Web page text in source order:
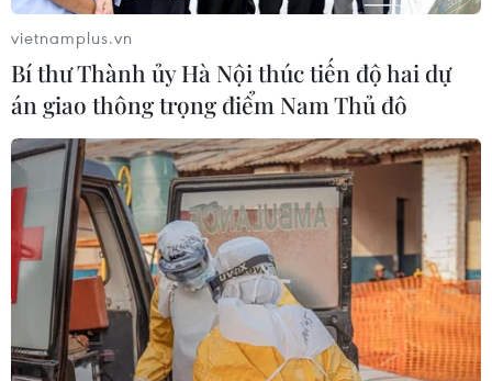
TIN CÙNG CHUYÊN MỤC
vietnamplus.vn
Bí thư Thành ủy Hà Nội thúc tiến độ hai dự
án giao thông trọng điểm Nam Thủ đô